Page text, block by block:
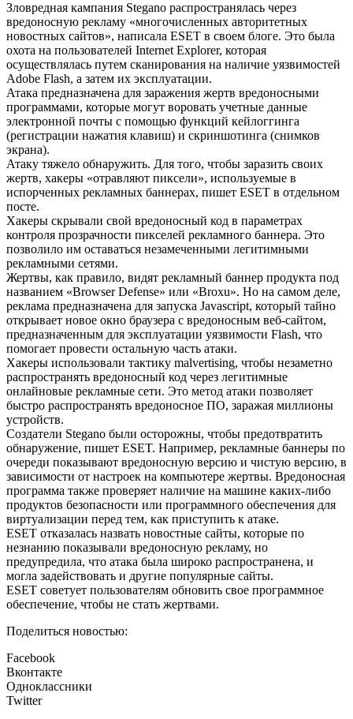
Зловредная кампания Stegano распространялась через
вредоносную рекламу «многочисленных авторитетных
новостных сайтов», написала ESET в своем блоге. Это была
охота на пользователей Internet Explorer, которая
осуществлялась путем сканирования на наличие уязвимостей
Adobe Flash, а затем их эксплуатации.
Атака предназначена для заражения жертв вредоносными
программами, которые могут воровать учетные данные
электронной почты с помощью функций кейлоггинга
(регистрации нажатия клавиш) и скриншотинга (снимков
экрана).
Атаку тяжело обнаружить. Для того, чтобы заразить своих
жертв, хакеры «отравляют пиксели», используемые в
испорченных рекламных баннерах, пишет ESET в отдельном
посте.
Хакеры скрывали свой вредоносный код в параметрах
контроля прозрачности пикселей рекламного баннера. Это
позволило им оставаться незамеченными легитимными
рекламными сетями.
Жертвы, как правило, видят рекламный баннер продукта под
названием «Browser Defense» или «Broxu». Но на самом деле,
реклама предназначена для запуска Javascript, который тайно
открывает новое окно браузера с вредоносным веб-сайтом,
предназначенным для эксплуатации уязвимости Flash, что
помогает провести остальную часть атаки.
Хакеры использовали тактику malvertising, чтобы незаметно
распространять вредоносный код через легитимные
онлайновые рекламные сети. Это метод атаки позволяет
быстро распространять вредоносное ПО, заражая миллионы
устройств.
Создатели Stegano были осторожны, чтобы предотвратить
обнаружение, пишет ESET. Например, рекламные баннеры по
очереди показывают вредоносную версию и чистую версию, в
зависимости от настроек на компьютере жертвы. Вредоносная
программа также проверяет наличие на машине каких-либо
продуктов безопасности или программного обеспечения для
виртуализации перед тем, как приступить к атаке.
ESET отказалась назвать новостные сайты, которые по
незнанию показывали вредоносную рекламу, но
предупредила, что атака была широко распространена, и
могла задействовать и другие популярные сайты.
ESET советует пользователям обновить свое программное
обеспечение, чтобы не стать жертвами.
Поделиться новостью:
Facebook
Вконтакте
Одноклассники
Twitter